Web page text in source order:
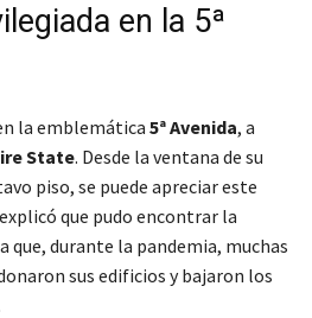
en la 5ª
la emblemática 5ª Avenida, a
State. Desde la ventana de su
piso, se puede apreciar este
que pudo encontrar la
que, durante la pandemia, muchas
sus edificios y bajaron los